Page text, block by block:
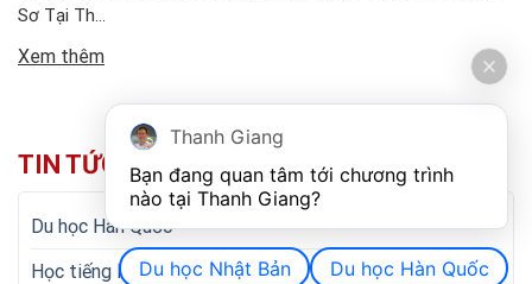
Sơ Tại Th...
Xem thêm
TIN TỨC NỔI BẬT
Du học Hàn Quốc
Học tiếng Hàn
Thanh Giang
Bạn đang quan tâm tới chương trình
nào tại Thanh Giang?
Du học Nhật Bản
Du học Hàn Quốc